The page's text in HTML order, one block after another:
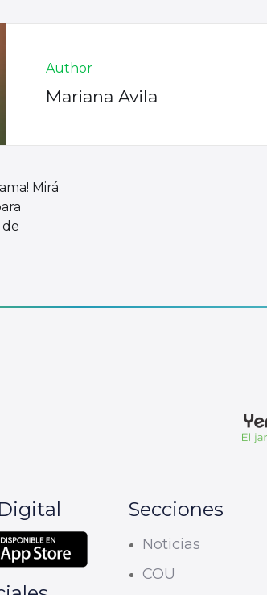
Author
Mariana Avila
Mirá
Secciones
Noticias
COU